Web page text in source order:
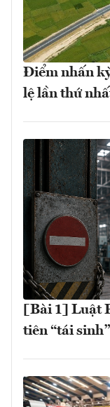
Điểm nhấn
lệ lần thứ
[Bài 1] Luật
tiên “tái